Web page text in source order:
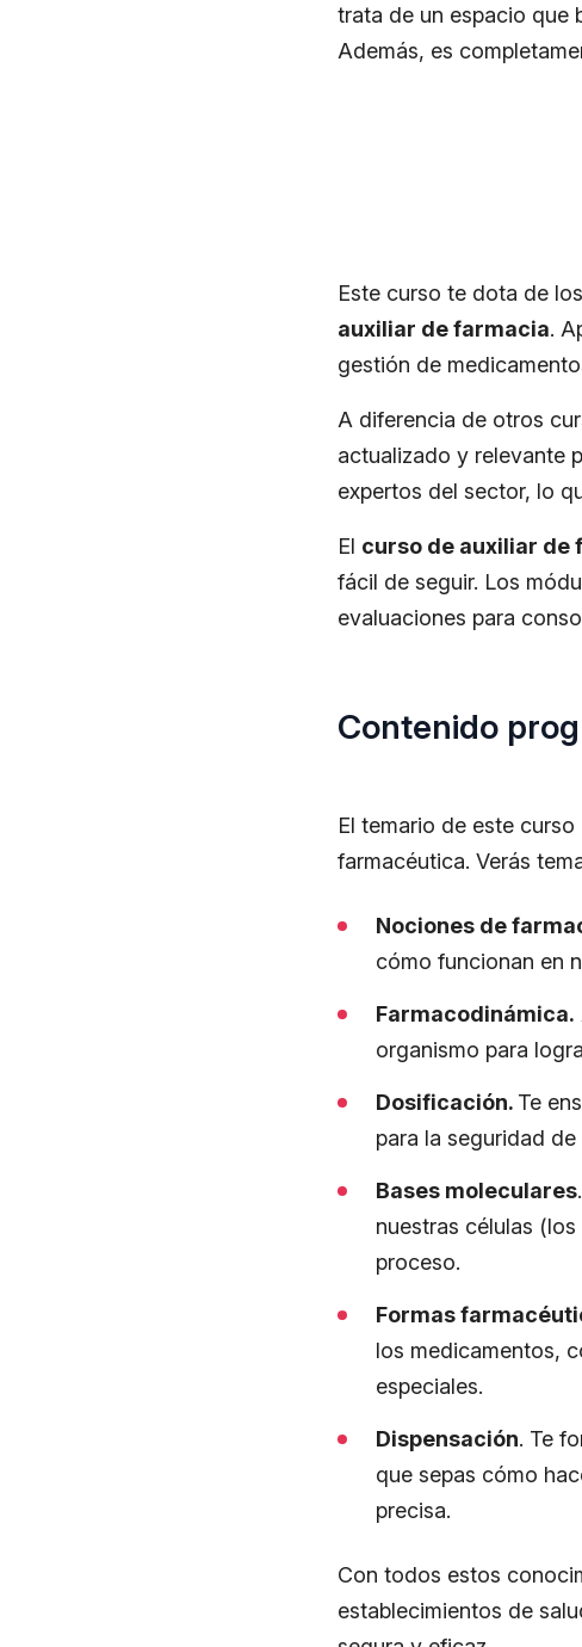
trata de un espacio que
Además, es
Este curso te dota de
auxiliar de farmacia.
gestión de
A diferencia de otros
actualizado y relevante
expertos del sector, lo
El curso de auxiliar de
fácil de seguir. Los
evaluaciones para
Contenido
El temario de este
farmacéutica. Verás
Nociones de
cómo funcionan en
Farmacodinámica.
organismo para
Dosificación. Te
para la seguridad
Bases moleculares
nuestras células
proceso.
Formas
los medicamentos,
especiales.
Dispensación. Te
que sepas cómo
precisa.
Con todos estos
establecimientos de